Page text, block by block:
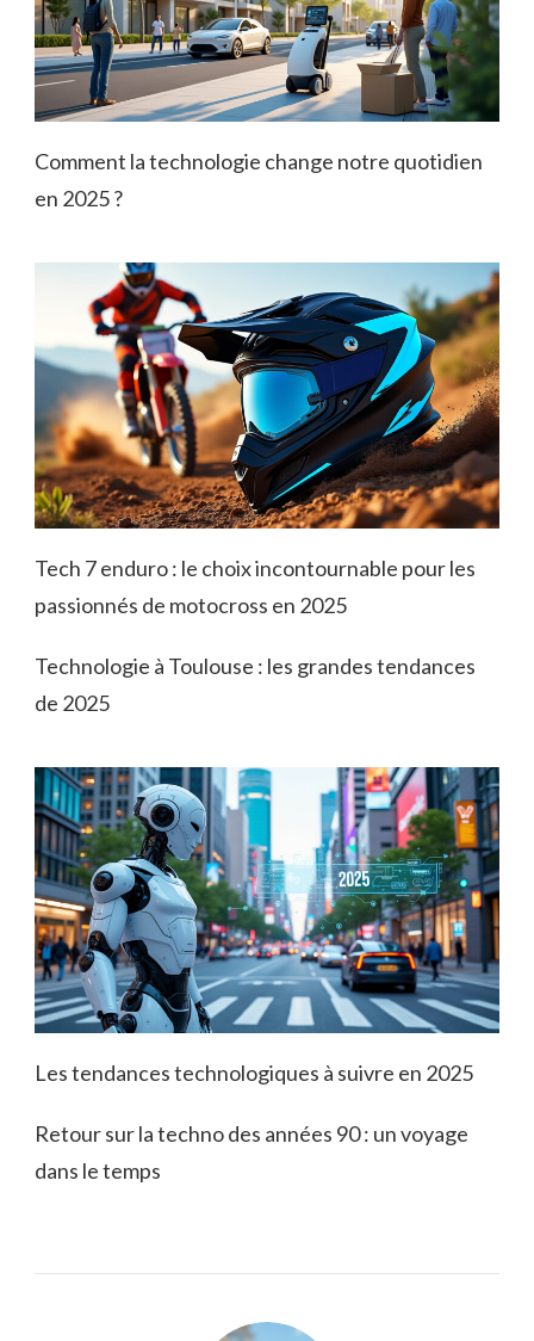
Comment la technologie change notre quotidien
en 2025 ?
Tech 7 enduro : le choix incontournable pour les
passionnés de motocross en 2025
Technologie à Toulouse : les grandes tendances
de 2025
Les tendances technologiques à suivre en 2025
Retour sur la techno des années 90 : un voyage
dans le temps